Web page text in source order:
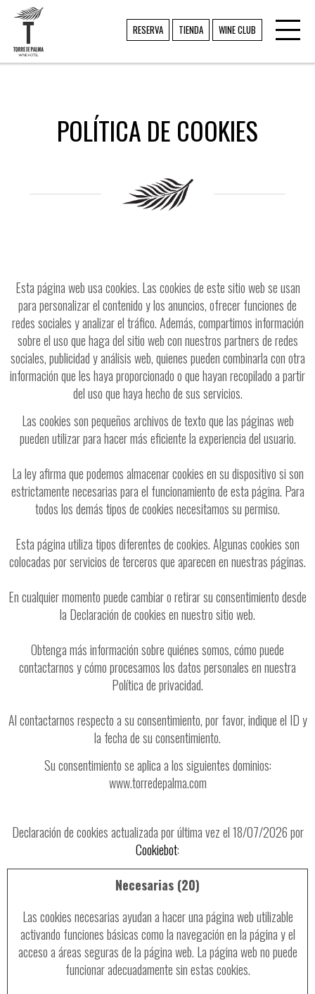
RESERVA TIENDA WINE CLUB
POLÍTICA DE COOKIES
Esta página web usa cookies. Las cookies de este sitio web se usan
para personalizar el contenido y los anuncios, ofrecer funciones de
redes sociales y analizar el tráfico. Además, compartimos información
sobre el uso que haga del sitio web con nuestros partners de redes
sociales, publicidad y análisis web, quienes pueden combinarla con otra
información que les haya proporcionado o que hayan recopilado a partir
del uso que haya hecho de sus servicios.
Las cookies son pequeños archivos de texto que las páginas web
pueden utilizar para hacer más eficiente la experiencia del usuario.
La ley afirma que podemos almacenar cookies en su dispositivo si son
estrictamente necesarias para el funcionamiento de esta página. Para
todos los demás tipos de cookies necesitamos su permiso.
Esta página utiliza tipos diferentes de cookies. Algunas cookies son
colocadas por servicios de terceros que aparecen en nuestras páginas.
En cualquier momento puede cambiar o retirar su consentimiento desde
la Declaración de cookies en nuestro sitio web.
Obtenga más información sobre quiénes somos, cómo puede
contactarnos y cómo procesamos los datos personales en nuestra
Política de privacidad.
Al contactarnos respecto a su consentimiento, por favor, indique el ID y
la fecha de su consentimiento.
Su consentimiento se aplica a los siguientes dominios:
www.torredepalma.com
Declaración de cookies actualizada por última vez el 18/07/2026 por
Cookiebot:
Necesarias (20)
Las cookies necesarias ayudan a hacer una página web utilizable
activando funciones básicas como la navegación en la página y el
acceso a áreas seguras de la página web. La página web no puede
funcionar adecuadamente sin estas cookies.